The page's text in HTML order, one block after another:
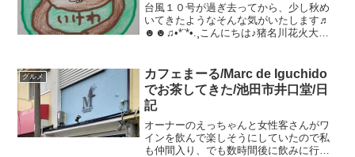
台風１０号が過ぎ去ってから、少し秋め
いてきたようなそんな気がいたします♬
☻☻♫•*¨*•.¸こんにちは♪猪名川花火大会
ず（行かず）細かい仕事を家でしていま
す。池田郷土史...
グルメ
カフェまーる/Marc de Iguchido
でお茶してきた/池田市井口堂/日
記
オーナーのえっちゃんと女性客さんがワ
インを飲んで楽しそうにしていたので私
も仲間入り、でも数時間後に飲みに行く